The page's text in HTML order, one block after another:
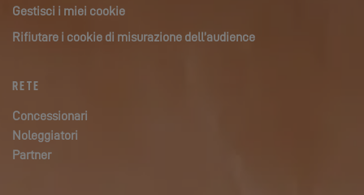
Gestisci i miei cookie
Rifiutare i cookie di misurazione dell’audience
RETE
Concessionari
Noleggiatori
Partner